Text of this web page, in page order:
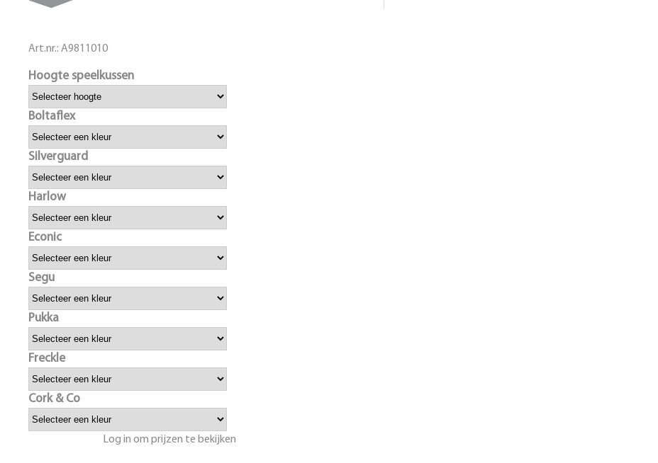
Art.nr.: A9811010
Hoogte speelkussen
Boltaflex
Silverguard
Harlow
Econic
Segu
Pukka
Freckle
Cork & Co
Log in om prijzen te bekijken